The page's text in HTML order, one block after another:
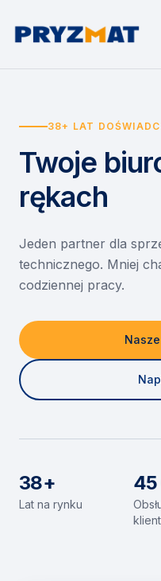
Urządzenia
Drukarki i urządzenia
Etykiety i identyfikacja
Skanery i obieg
Monitory interaktywne
Niszczarki dokumentów
Wynajem drukarek
Wynajem urządzeń
Asystent druku
EZD RP
Misja szkoła
Serwis
O nas
Kontakt
38+ LAT
Twoje
rękach
Jeden partner dla
technicznego. Mniej
codziennej pracy.
38+
Lat na rynku